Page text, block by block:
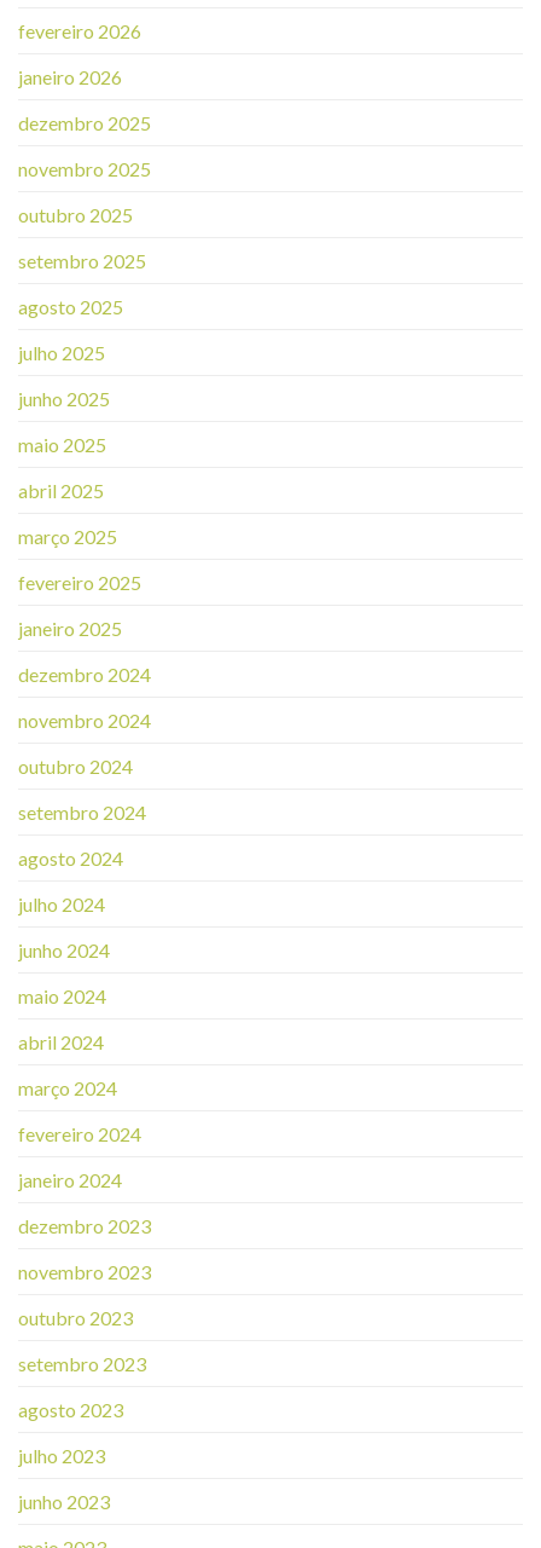
fevereiro 2026
janeiro 2026
dezembro 2025
novembro 2025
outubro 2025
setembro 2025
agosto 2025
julho 2025
junho 2025
maio 2025
abril 2025
março 2025
fevereiro 2025
janeiro 2025
dezembro 2024
novembro 2024
outubro 2024
setembro 2024
agosto 2024
julho 2024
junho 2024
maio 2024
abril 2024
março 2024
fevereiro 2024
janeiro 2024
dezembro 2023
novembro 2023
outubro 2023
setembro 2023
agosto 2023
julho 2023
junho 2023